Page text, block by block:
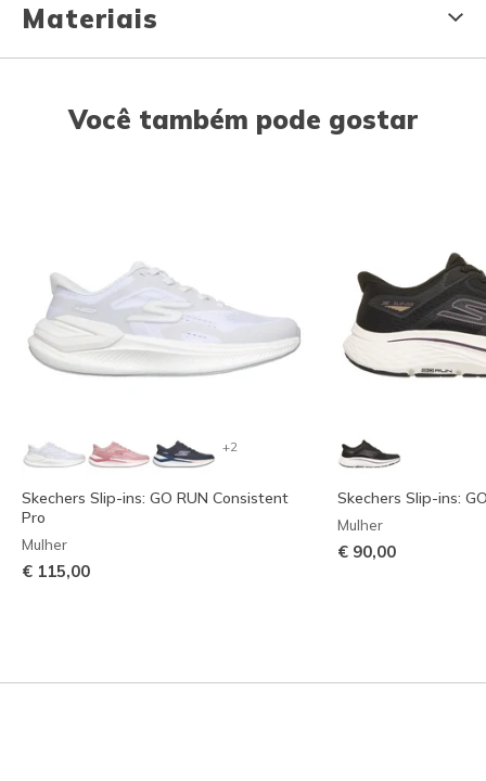
Materiais
Você também pode gostar
+2
Skechers Slip-ins: GO RUN Consistent
Pro
Mulher
€ 115,00
Skechers Slip-ins:
Mulher
€ 90,00